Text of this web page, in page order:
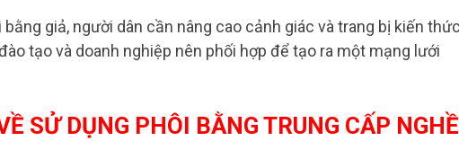
giả, người dân cần nâng cao cảnh giác và trang bị kiến
tạo và doanh nghiệp nên phối hợp để tạo ra một mạng lưới
SỬ DỤNG PHÔI BẰNG TRUNG CẤP